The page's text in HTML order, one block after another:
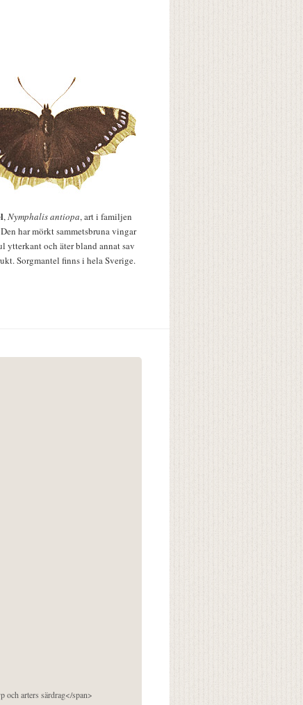
,Nymphalis antiopa, art i familjen
har mörkt sammetsbruna vingar
ytterkant och äter bland annat sav
Sorgmantel finns i hela Sverige.
och arters särdrag</span>